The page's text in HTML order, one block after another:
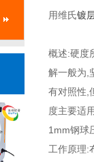
用维氏镀
概述:硬度
解一般为,
有对照性,
度主要适
1mm钢球
工作原理: